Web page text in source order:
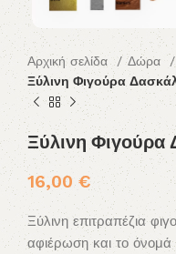
Αρχική σελίδα Δώρα
Ξύλινη Φιγούρα
Ξύλινη Φιγούρα
16,00€
Ξύλινη επιτραπέζια
αφιέρωση και το